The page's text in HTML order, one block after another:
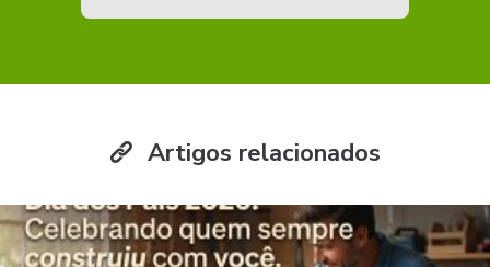
Artigos relacionados